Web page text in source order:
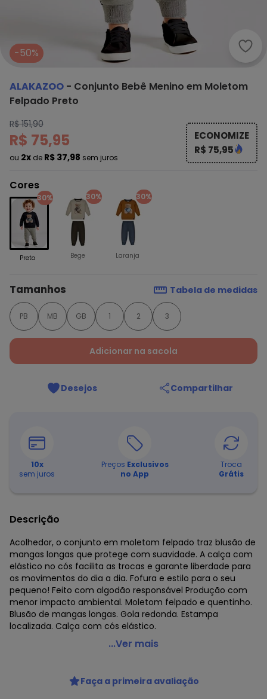
-50%
ALAKAZOO - Conjunto Bebê Menino em Moletom
Felpado Preto
R$ 151,90
R$ 75,95
ou 2x de R$ 37,98 sem juros
ECONOMIZE
R$ 75,95
Cores
30%
Preto
30%
Bege
30%
Laranja
Tamanhos Tabela de medidas
PB MB GB 1 2 3
Adicionar na sacola
Desejos Compartilhar
10x
sem juros
Preços Exclusivos
no App
Troca
Grátis
Descrição
Acolhedor, o conjunto em moletom felpado traz blusão de
mangas longas que protege com suavidade. A calça com
elástico no cós facilita as trocas e garante liberdade para
os movimentos do dia a dia. Fofura e estilo para o seu
pequeno! Feito com algodão responsável Produção com
menor impacto ambiental. Moletom felpado e quentinho.
Blusão de mangas longas. Gola redonda. Estampa
localizada. Calça com cós elástico.
Alakazoo - Conjunto Bebê Menino em Moletom Felpado
Código do produto: 8483659
Fornecedor: LUNELLI COMERCIO DO VESTUARIO LTDA / CNPJ
...Ver mais
Faça a primeira avaliação